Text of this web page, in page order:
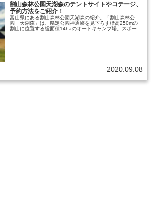
割山森林公園天湖森のテントサイトやコテージ、
予約方法をご紹介！
富山県にある割山森林公園天湖森の紹介。「割山森林公
園 天湖森」は、県定公園神通峡を見下ろす標高250mの
割山に位置する総面積14haのオートキャンプ場。スポー
2020.09.08